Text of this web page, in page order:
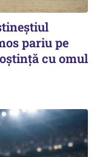
pariu pe
cu omul